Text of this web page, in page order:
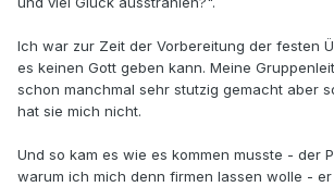
Ich war zur Zeit der Vorbereitung der festen
es keinen Gott geben kann. Meine
schon manchmal sehr stutzig gemacht aber
hat sie mich nicht.
Und so kam es wie es kommen musste - der
warum ich mich denn firmen lassen wolle -